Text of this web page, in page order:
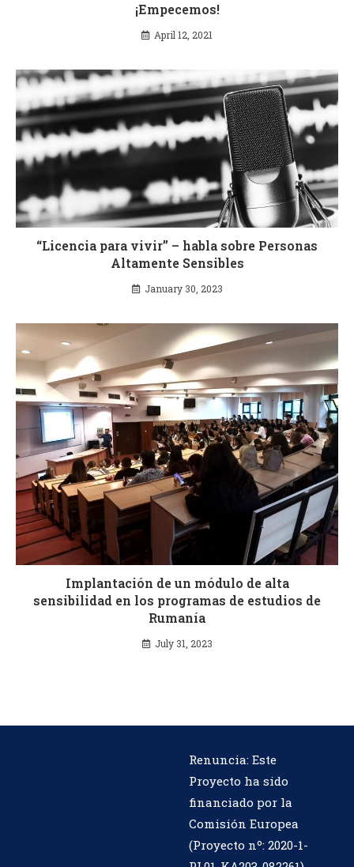
¡Empecemos!
April 12, 2021
“Licencia para vivir” – habla sobre Personas
Altamente Sensibles
January 30, 2023
Implantación de un módulo de alta
sensibilidad en los programas de estudios de
Rumanía
July 31, 2023
Renuncia: Este
Proyecto ha sido
financiado por la
Comisión Europea
(Proyecto nº: 2020-1-